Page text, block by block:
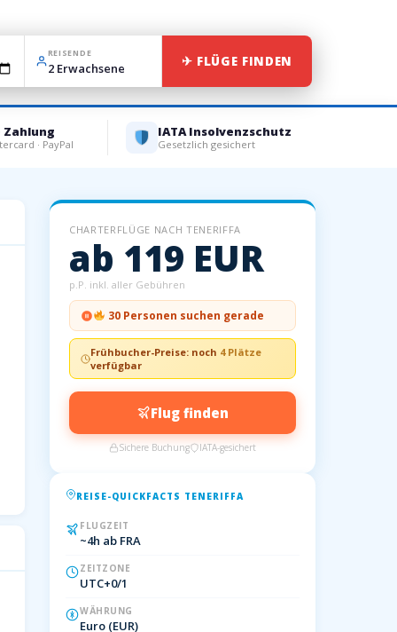
REISENDE
✈ FLÜGE FINDEN
Zahlung
· PayPal
IATA Insolvenzschutz
Gesetzlich gesichert
CHARTERFLÜGE NACH TENERIFFA
ab 119 EUR
p.P. inkl. aller Gebühren
30 Personen suchen gerade
Frühbucher-Preise: noch 4 Plätze
verfügbar
Flug finden
Sichere Buchung IATA-gesichert
REISE-QUICKFACTS TENERIFFA
FLUGZEIT
~4h ab FRA
ZEITZONE
UTC+0/1
WÄHRUNG
Euro (EUR)